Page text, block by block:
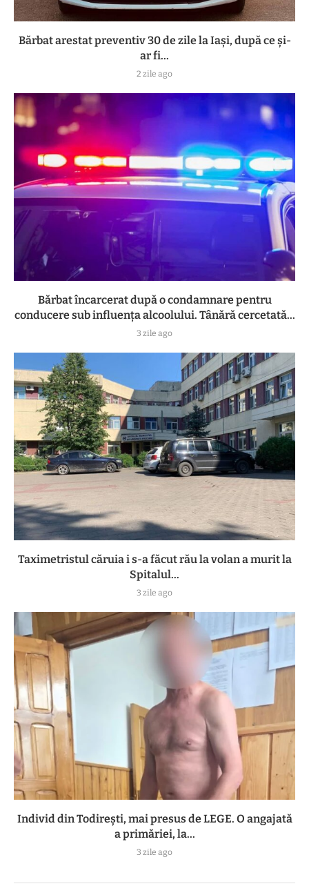
Bărbat arestat preventiv 30 de zile la Iași, după ce și-
ar fi...
2 zile ago
Bărbat încarcerat după o condamnare pentru
conducere sub influența alcoolului. Tânără cercetată...
3 zile ago
Taximetristul căruia i s-a făcut rău la volan a murit la
Spitalul...
3 zile ago
Individ din Todirești, mai presus de LEGE. O angajată
a primăriei, la...
3 zile ago